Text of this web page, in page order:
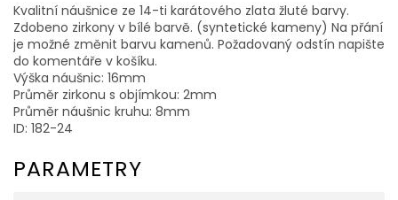
Kvalitní náušnice ze 14-ti karátového zlata žluté barvy.
Zdobeno zirkony v bílé barvě. (syntetické kameny) Na přání
je možné změnit barvu kamenů. Požadovaný odstín napište
do komentáře v košíku.
Výška náušnic: 16mm
Průměr zirkonu s objímkou: 2mm
Průměr náušnic kruhu: 8mm
ID: 182-24
PARAMETRY